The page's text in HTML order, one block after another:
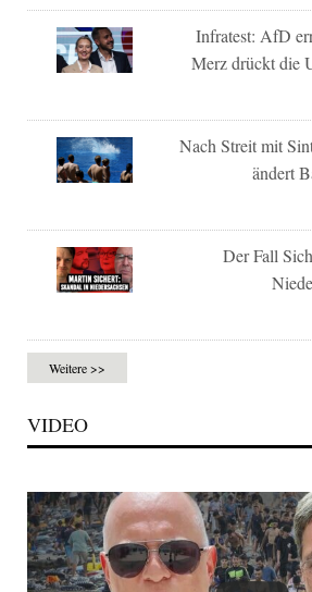
Infratest: AfD
Merz drückt die
Nach Streit mit
ändert
Der Fall
Weitere >>
VIDEO